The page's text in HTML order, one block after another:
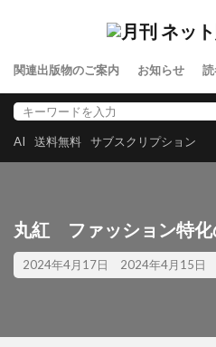
関連出版物のご案内 お知らせ
AI 送料無料 サブスクリプション
丸紅 ファッション特化
2024年4月17日 2024年4月15日